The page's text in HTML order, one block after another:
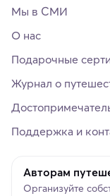
Мы в СМИ
О нас
Подарочные
Журнал о
Поддержка и
Авторам
Организуйте